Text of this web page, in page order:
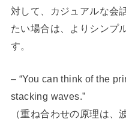
対して、カジュアルな会
たい場合は、よりシンプ
す。
– “You can think of the
stacking waves.”
（重ね合わせの原理は